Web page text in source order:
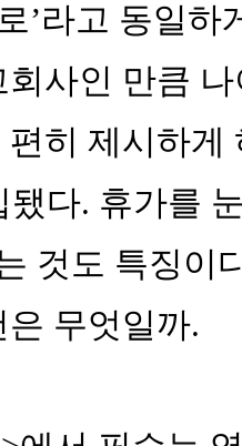
’라고 동일
회사인 만큼
편히 제시하게
됐다. 휴가를
것도 특징이
무엇일까.